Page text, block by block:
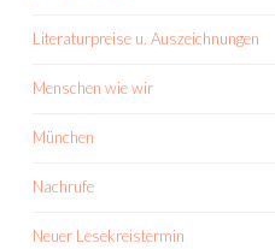
Literaturpreise u. Auszeichnungen
Menschen wie wir
München
Nachrufe
Neuer Lesekreistermin